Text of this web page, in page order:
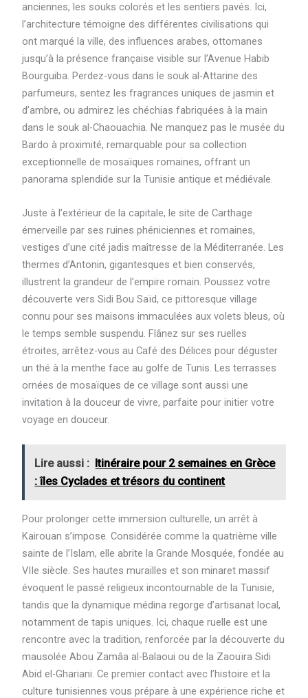
anciennes, les souks colorés et les sentiers pavés. Ici,
l’architecture témoigne des différentes civilisations qui
ont marqué la ville, des influences arabes, ottomanes
jusqu’à la présence française visible sur l’Avenue Habib
Bourguiba. Perdez-vous dans le souk al-Attarine des
parfumeurs, sentez les fragrances uniques de jasmin et
d’ambre, ou admirez les chéchias fabriquées à la main
dans le souk al-Chaouachia. Ne manquez pas le musée du
Bardo à proximité, remarquable pour sa collection
exceptionnelle de mosaïques romaines, offrant un
panorama splendide sur la Tunisie antique et médiévale.
Juste à l’extérieur de la capitale, le site de Carthage
émerveille par ses ruines phéniciennes et romaines,
vestiges d’une cité jadis maîtresse de la Méditerranée. Les
thermes d’Antonin, gigantesques et bien conservés,
illustrent la grandeur de l’empire romain. Poussez votre
découverte vers Sidi Bou Saïd, ce pittoresque village
connu pour ses maisons immaculées aux volets bleus, où
le temps semble suspendu. Flânez sur ses ruelles
étroites, arrêtez-vous au Café des Délices pour déguster
un thé à la menthe face au golfe de Tunis. Les terrasses
ornées de mosaïques de ce village sont aussi une
invitation à la douceur de vivre, parfaite pour initier votre
voyage en douceur.
Lire aussi : Itinéraire pour 2 semaines en Grèce
: îles Cyclades et trésors du continent
Pour prolonger cette immersion culturelle, un arrêt à
Kairouan s’impose. Considérée comme la quatrième ville
sainte de l’Islam, elle abrite la Grande Mosquée, fondée au
VIIe siècle. Ses hautes murailles et son minaret massif
évoquent le passé religieux incontournable de la Tunisie,
tandis que la dynamique médina regorge d’artisanat local,
notamment de tapis uniques. Ici, chaque ruelle est une
rencontre avec la tradition, renforcée par la découverte du
mausolée Abou Zamâa al-Balaoui ou de la Zaouïra Sidi
Abid el-Ghariani. Ce premier contact avec l’histoire et la
culture tunisiennes vous prépare à une expérience riche et